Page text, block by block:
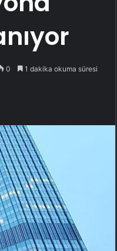
0 1 dakika okuma süresi